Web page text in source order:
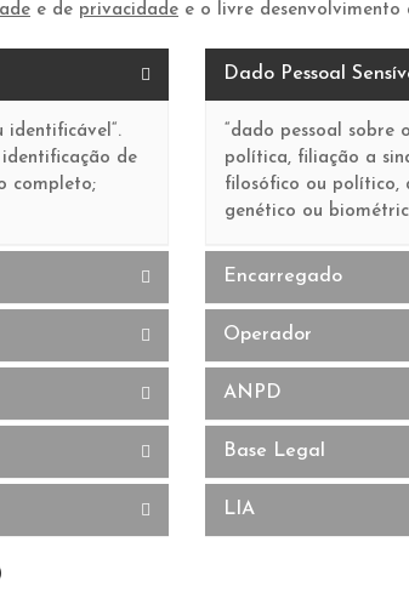
e de privacidade e o livre desenvolvimento
identificável“.
de
completo;
Dado Pessoal
“dado pessoal
política, filiação a
filosófico ou político,
genético ou
Encarregado
Operador
ANPD
Base Legal
LIA